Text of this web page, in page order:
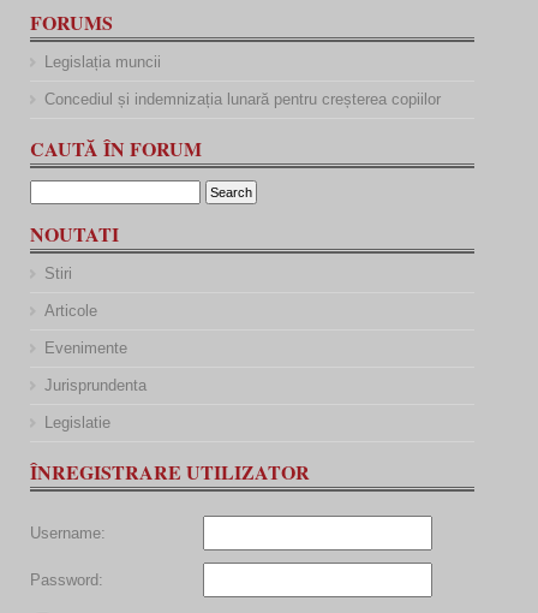
FORUMS
Legislația muncii
Concediul și indemnizația lunară pentru creșterea copiilor
CAUTĂ ÎN FORUM
NOUTATI
Stiri
Articole
Evenimente
Jurisprundenta
Legislatie
ÎNREGISTRARE UTILIZATOR
Username:
Password: